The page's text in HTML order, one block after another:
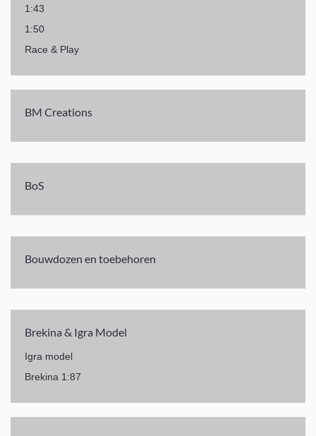
1:43
1:50
Race & Play
BM Creations
BoS
Bouwdozen en toebehoren
Brekina & Igra Model
Igra model
Brekina 1:87